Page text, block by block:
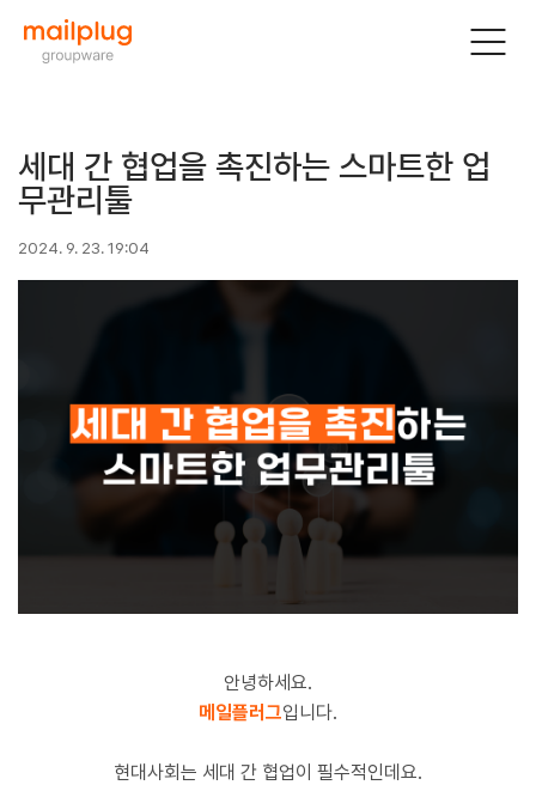
세대 간 협업을 촉진하는 스마트한 업
무관리툴
2024. 9. 23. 19:04
안녕하세요.
메일플러그입니다.
현대사회는 세대 간 협업이 필수적인데요.